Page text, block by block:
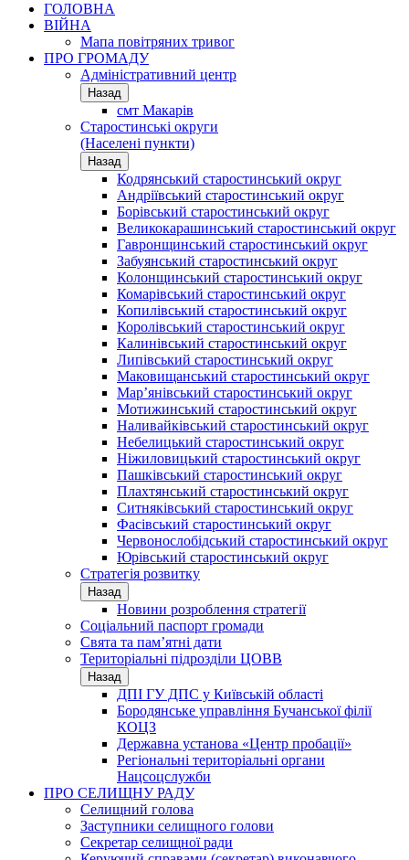
ГОЛОВНА
ВІЙНА
Мапа повітряних тривог
ПРО ГРОМАДУ
Aдміністративний центр
Назад
смт Макарів
Старостинські округи
(Населені пункти)
Назад
Кодрянський старостинський округ
Андріївський старостинський округ
Борівський старостинський округ
Великокарашинський старостинський округ
Гавронщинський старостинський округ
Забуянський старостинський округ
Колонщинський старостинський округ
Комарівський старостинський округ
Копилівський старостинський округ
Королівський старостинський округ
Калинівський старостинський округ
Липівський старостинський округ
Маковищанський старостинський округ
Мар’янівський старостинський округ
Мотижинський старостинський округ
Наливайківський старостинський округ
Небелицький старостинський округ
Ніжиловицький старостинський округ
Пашківський старостинський округ
Плахтянський старостинський округ
Ситняківський старостинський округ
Фасівський старостинський округ
Червонослобідський старостинський округ
Юрівський старостинський округ
Стратегія розвитку
Назад
Новини розроблення стратегії
Соціальний паспорт громади
Свята та пам’ятні дати
Територіальні підрозділи ЦОВВ
Назад
ДПІ ГУ ДПС у Київській області
Бородянське управління Бучанської філії
КОЦЗ
Державна установа «Центр пробації»
Регіональні територіальні органи
Нацсоцслужби
ПРО СЕЛИЩНУ РАДУ
Селищний голова
Заступники селищного голови
Секретар селищної ради